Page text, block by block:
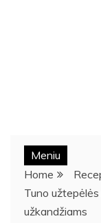
Meniu
Home
Tuno
užkandžiams